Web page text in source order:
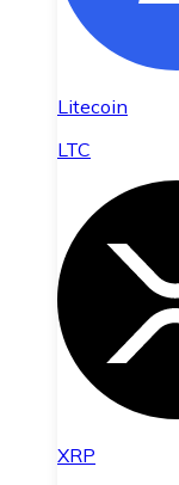
Litecoin
LTC
XRP